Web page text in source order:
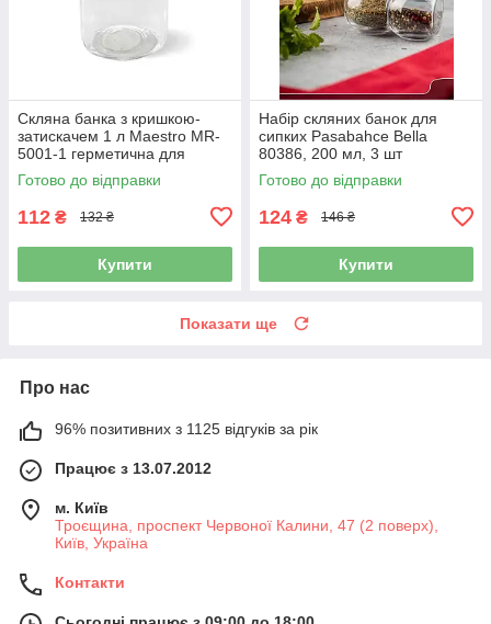
Скляна банка з кришкою-
затискачем 1 л Maestro MR-
5001-1 герметична для
продуктів
Готово до відправки
112 ₴ 132 ₴
Купити
Набір скляних банок для
сипких Pasabahce Bella
80386, 200 мл, 3 шт
Готово до відправки
124 ₴ 146 ₴
Купити
Показати ще
Про нас
96% позитивних з 1125 відгуків за рік
Працює з 13.07.2012
м. Київ
Троєщина, проспект Червоної Калини, 47 (2 поверх),
Київ, Україна
Контакти